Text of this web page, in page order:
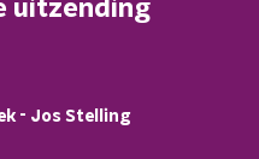
uitzending
- Jos Stelling